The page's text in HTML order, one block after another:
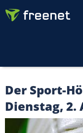
Der Sport-
Dienstag, 2.